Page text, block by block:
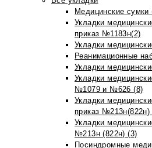
Медицинские сумки
Укладки
приказ №1183н(2)
Укладки
Реанимационные
Укладки
Укладки
№1079 и №626 (8)
Укладки
приказ №213н(822н)
Укладки
№213н (822н) (3)
Посиндромные